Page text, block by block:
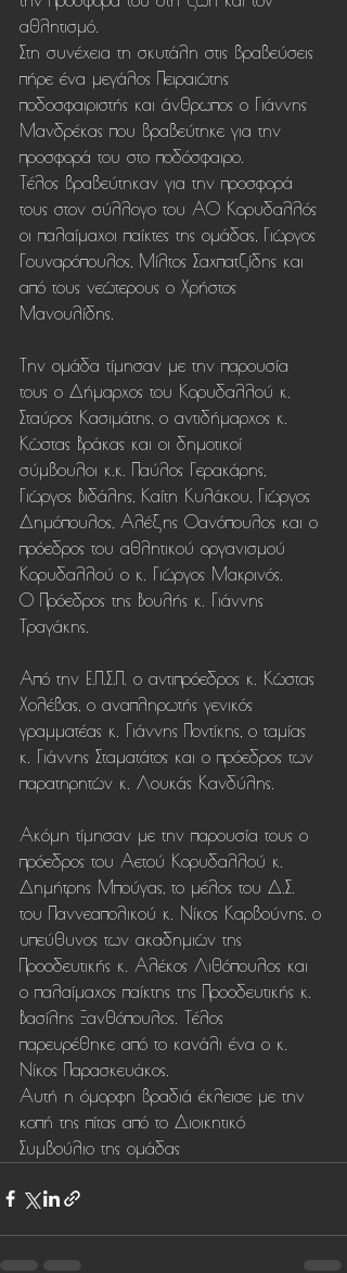
αθλητισμό.
Στη συνέχεια τη σκυτάλη στις βραβεύσεις
πήρε ένα μεγάλος Πειραιώτης
ποδοσφαιριστής και άνθρωπος ο Γιάννης
Μανδρέκας που βραβεύτηκε για την
προσφορά του στο ποδόσφαιρο.
Τέλος βραβεύτηκαν για την προσφορά
τους στον σύλλογο του ΑΟ Κορυδαλλός
οι παλαίμαχοι παίκτες της ομάδας, Γιώργος
Γουναρόπουλος, Μίλτος Σαχπατζίδης και
από τους νεώτερους ο Χρήστος
Μανουλίδης.
Την ομάδα τίμησαν με την παρουσία
τους ο Δήμαρχος του Κορυδαλλού κ.
Σταύρος Κασιμάτης, ο αντιδήμαρχος κ.
Κώστας Βράκας και οι δημοτικοί
σύμβουλοι κ.κ. Παύλος Γερακάρης,
Γιώργος Βιδάλης, Καίτη Κυλάκου, Γιώργος
Δημόπουλος, Αλέξης Θανόπουλος και ο
πρόεδρος του αθλητικού οργανισμού
Κορυδαλλού ο κ. Γιώργος Μακρινός.
Ο Πρόεδρος της Βουλής κ. Γιάννης
Τραγάκης.
Από την Ε.Π.Σ.Π. ο αντιπρόεδρος κ. Κώστας
Χολέβας, ο αναπληρωτής γενικός
γραμματέας κ. Γιάννης Ποντίκης, ο ταμίας
κ. Γιάννης Σταματάτος και ο πρόεδρος των
παρατηρητών κ. Λουκάς Κανδύλης.
Ακόμη τίμησαν με την παρουσία τους ο
πρόεδρος του Αετού Κορυδαλλού κ.
Δημήτρης Μπούγας, το μέλος του Δ.Σ.
του Παννεαπολικού κ. Νίκος Καρβούνης, ο
υπεύθυνος των ακαδημιών της
Προοδευτικής κ. Αλέκος Λιθόπουλος και
ο παλαίμαχος παίκτης της Προοδευτικής κ.
Βασίλης Ξανθόπουλος. Τέλος
παρευρέθηκε από το κανάλι ένα ο κ.
Νίκος Παρασκευάκος.
Αυτή η όμορφη βραδιά έκλεισε με την
κοπή της πίτας από το Διοικητικό
Συμβούλιο της ομάδας